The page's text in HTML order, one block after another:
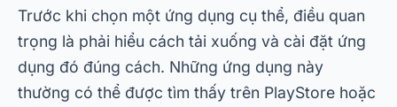
Khi tìm kiếm “ứng dụng để theo dõi WhatsApp“,
bạn sẽ tìm thấy một số tùy chọn. Hãy chắc chắn
kiểm tra các đánh giá và bình luận để đảm bảo